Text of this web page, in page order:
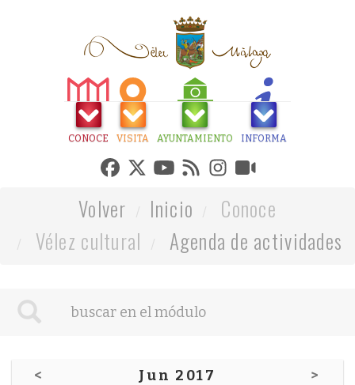
CONOCE VISITA AYUNTAMIENTO INFORMA
Volver Inicio
Conoce
Vélez cultural
Agenda de actividades
< Jun 2017 >